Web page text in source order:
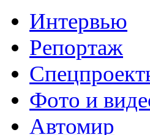
Интервью
Репортаж
Фото и
Автомир